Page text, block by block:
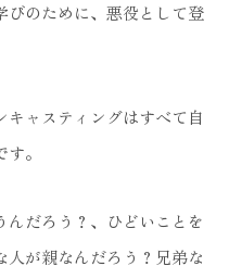
びのために、悪役として登
キャスティングはすべて自
。
んだろう？、ひどいことを
人が親なんだろう？兄弟な